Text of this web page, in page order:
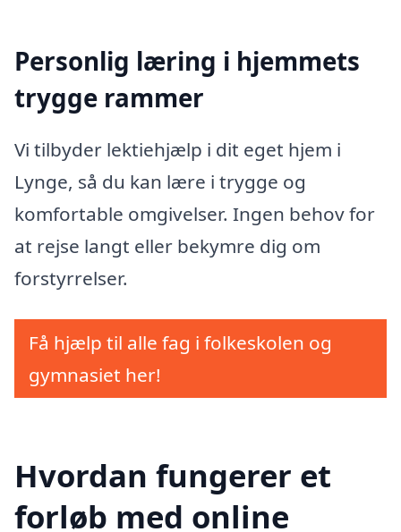
Personlig læring i hjemmets
trygge rammer
Vi tilbyder lektiehjælp i dit eget hjem i
Lynge, så du kan lære i trygge og
komfortable omgivelser. Ingen behov for
at rejse langt eller bekymre dig om
forstyrrelser.
Få hjælp til alle fag i folkeskolen og
gymnasiet her!
Hvordan fungerer et
forløb med online